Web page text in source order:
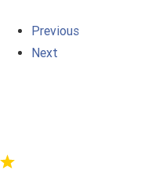
Previous
Next